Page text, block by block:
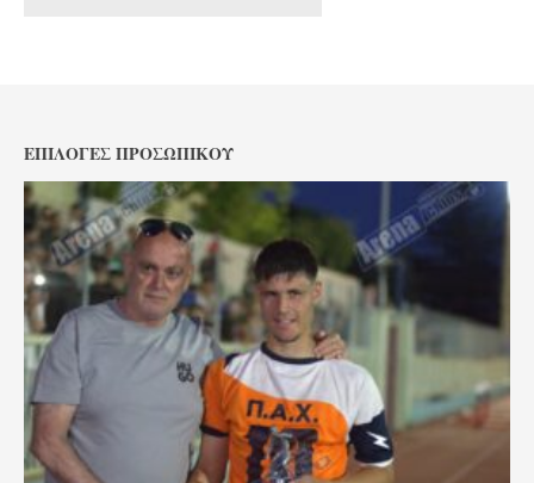
ΕΠΙΛΟΓΈΣ ΠΡΟΣΩΠΙΚΟΎ